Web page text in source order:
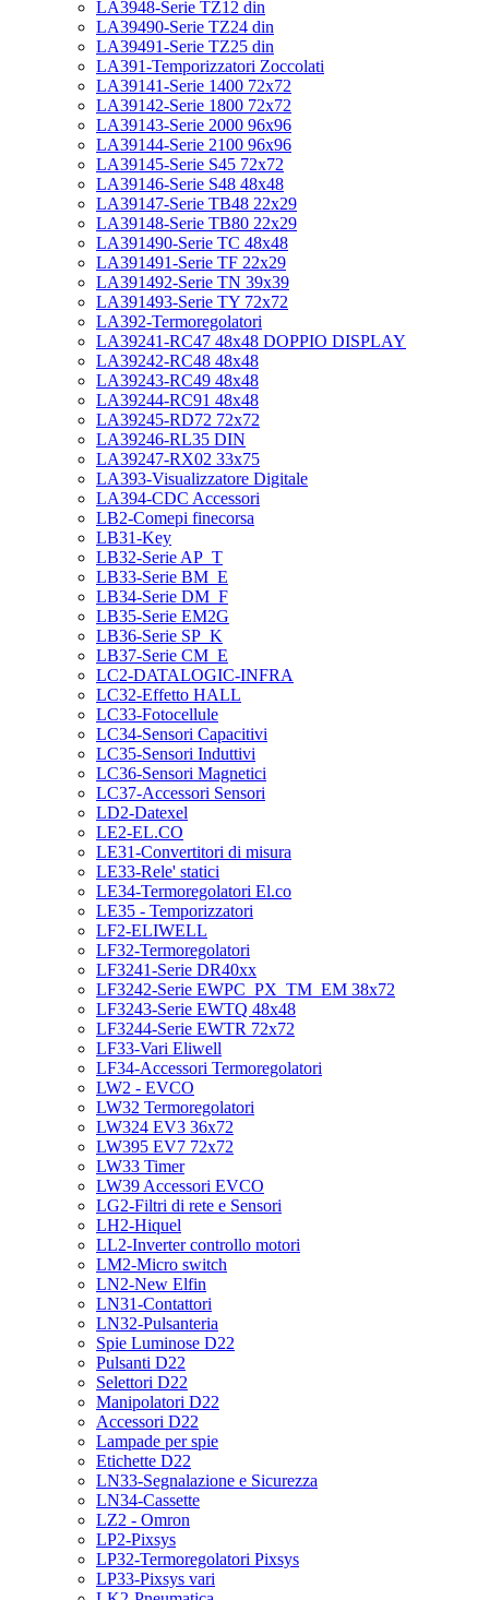
LA3948-Serie TZ12 din
LA39490-Serie TZ24 din
LA39491-Serie TZ25 din
LA391-Temporizzatori Zoccolati
LA39141-Serie 1400 72x72
LA39142-Serie 1800 72x72
LA39143-Serie 2000 96x96
LA39144-Serie 2100 96x96
LA39145-Serie S45 72x72
LA39146-Serie S48 48x48
LA39147-Serie TB48 22x29
LA39148-Serie TB80 22x29
LA391490-Serie TC 48x48
LA391491-Serie TF 22x29
LA391492-Serie TN 39x39
LA391493-Serie TY 72x72
LA392-Termoregolatori
LA39241-RC47 48x48 DOPPIO DISPLAY
LA39242-RC48 48x48
LA39243-RC49 48x48
LA39244-RC91 48x48
LA39245-RD72 72x72
LA39246-RL35 DIN
LA39247-RX02 33x75
LA393-Visualizzatore Digitale
LA394-CDC Accessori
LB2-Comepi finecorsa
LB31-Key
LB32-Serie AP_T
LB33-Serie BM_E
LB34-Serie DM_F
LB35-Serie EM2G
LB36-Serie SP_K
LB37-Serie CM_E
LC2-DATALOGIC-INFRA
LC32-Effetto HALL
LC33-Fotocellule
LC34-Sensori Capacitivi
LC35-Sensori Induttivi
LC36-Sensori Magnetici
LC37-Accessori Sensori
LD2-Datexel
LE2-EL.CO
LE31-Convertitori di misura
LE33-Rele' statici
LE34-Termoregolatori El.co
LE35 - Temporizzatori
LF2-ELIWELL
LF32-Termoregolatori
LF3241-Serie DR40xx
LF3242-Serie EWPC_PX_TM_EM 38x72
LF3243-Serie EWTQ 48x48
LF3244-Serie EWTR 72x72
LF33-Vari Eliwell
LF34-Accessori Termoregolatori
LW2 - EVCO
LW32 Termoregolatori
LW324 EV3 36x72
LW395 EV7 72x72
LW33 Timer
LW39 Accessori EVCO
LG2-Filtri di rete e Sensori
LH2-Hiquel
LL2-Inverter controllo motori
LM2-Micro switch
LN2-New Elfin
LN31-Contattori
LN32-Pulsanteria
Spie Luminose D22
Pulsanti D22
Selettori D22
Manipolatori D22
Accessori D22
Lampade per spie
Etichette D22
LN33-Segnalazione e Sicurezza
LN34-Cassette
LZ2 - Omron
LP2-Pixsys
LP32-Termoregolatori Pixsys
LP33-Pixsys vari